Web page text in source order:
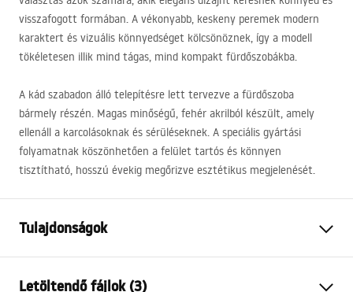
visszafogott formában. A vékonyabb, keskeny peremek modern
karaktert és vizuális könnyedséget kölcsönöznek, így a modell
tökéletesen illik mind tágas, mind kompakt fürdőszobákba.
A kád szabadon álló telepítésre lett tervezve a fürdőszoba
bármely részén. Magas minőségű, fehér akrilból készült, amely
ellenáll a karcolásoknak és sérüléseknek. A speciális gyártási
folyamatnak köszönhetően a felület tartós és könnyen
tisztítható, hosszú évekig megőrizve esztétikus megjelenését.
Tulajdonságok
Letöltendő fájlok (3)